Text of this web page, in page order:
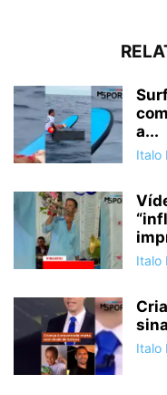
a...
Italo
Italo
Italo